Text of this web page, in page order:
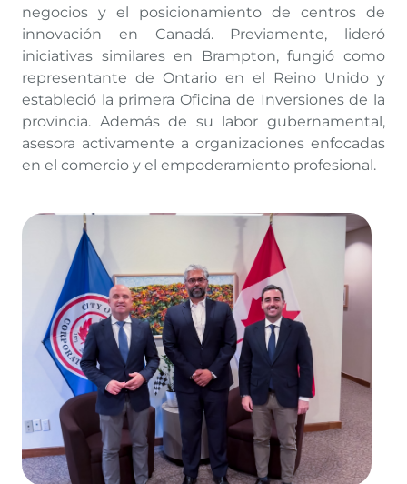
negocios y el posicionamiento de centros de
innovación en Canadá. Previamente, lideró
iniciativas similares en Brampton, fungió como
representante de Ontario en el Reino Unido y
estableció la primera Oficina de Inversiones de la
provincia. Además de su labor gubernamental,
asesora activamente a organizaciones enfocadas
en el comercio y el empoderamiento profesional.